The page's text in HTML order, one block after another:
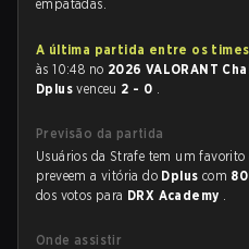
empatadas.
A última partida entre os times
às 10:48 no 2026 VALORANT
Dplusvenceu 2 - 0 .
Previsão da partida
Usuários da Strafe tem um
preveem a vitória do Dplus com
dos votos para DRX Academy .
Onde assistir